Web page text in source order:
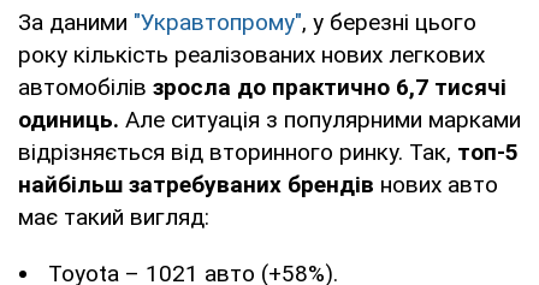
За даними "Укравтопрому", у березні цього
року кількість реалізованих нових легкових
автомобілів зросла до практично 6,7 тисячі
одиниць. Але ситуація з популярними марками
відрізняється від вторинного ринку. Так, топ-5
найбільш затребуваних брендів нових авто
має такий вигляд:
Toyota – 1021 авто (+58%).